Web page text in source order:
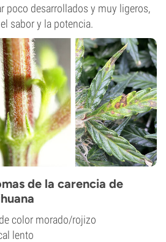
poco desarrollados y muy ligeros,
sabor y la potencia.
de la carencia de
color morado/rojizo
lento